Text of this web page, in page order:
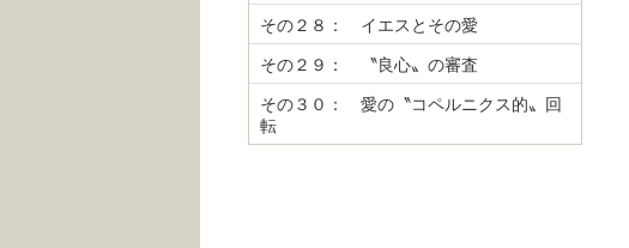
その２８： イエスとその愛
その２９： 〝良心〟の審査
その３０： 愛の〝コペルニクス的〟回
転